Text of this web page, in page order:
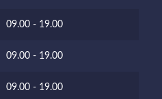
09.00 - 19.00
09.00 - 19.00
09.00 - 19.00